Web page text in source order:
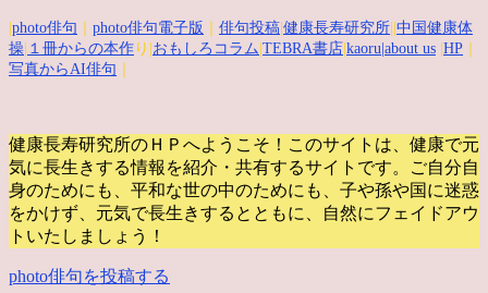
photo俳句 photo俳句電子版 俳句投稿 健康長寿研究所 中国健康体
操 １冊からの本作 り| おもしろコラム TEBRA書店 kaoru |about us HP
写真からAI俳句
健康長寿研究所のＨＰへようこそ！このサイトは、健康で元
気に長生きする情報を紹介・共有するサイトです。
ご自分自
身のためにも、平和な世の中のためにも、子や孫や国に迷惑
をかけず、元気で長生きするとともに、自然にフェイドアウ
トいたしましょう！
photo俳句を投稿する